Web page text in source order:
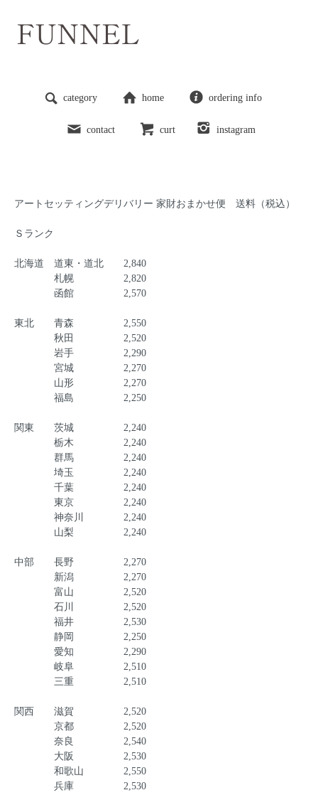
category home ordering info
contact curt instagram
アートセッティングデリバリー 家財おまかせ便 送料（税込）
Ｓランク
北海道 道東・道北 2,840
札幌 2,820
函館 2,570
東北 青森 2,550
秋田 2,520
岩手 2,290
宮城 2,270
山形 2,270
福島 2,250
関東 茨城 2,240
栃木 2,240
群馬 2,240
埼玉 2,240
千葉 2,240
東京 2,240
神奈川 2,240
山梨 2,240
中部 長野 2,270
新潟 2,270
富山 2,520
石川 2,520
福井 2,530
静岡 2,250
愛知 2,290
岐阜 2,510
三重 2,510
関西 滋賀 2,520
京都 2,520
奈良 2,540
大阪 2,530
和歌山 2,550
兵庫 2,530